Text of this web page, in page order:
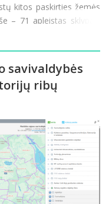
kitos paskirties žemės
– 71 apleistas sklypas.
šiais metais užfiksuot
savivaldybės
ribų